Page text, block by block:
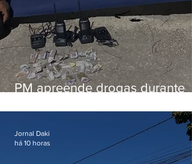
PM apreende drogas durante
Jornal Daki
há 10 horas